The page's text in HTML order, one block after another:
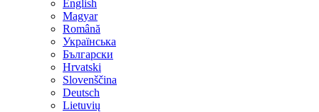
English
Magyar
Română
Українська
Български
Hrvatski
Slovenščina
Deutsch
Lietuvių